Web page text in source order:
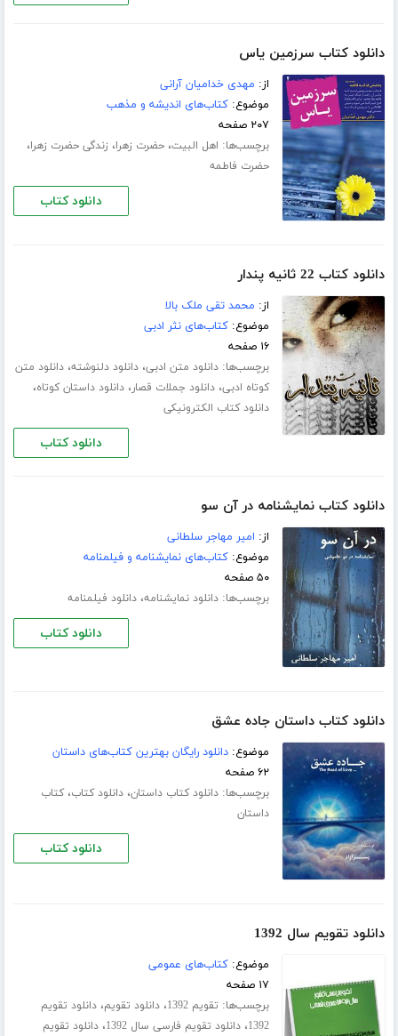
دانلود کتاب سرزمین یاس
از: مهدی خدامیان آرانی
موضوع:کتاب‌های اندیشه و مذهب
۲۰۷ صفحه
برچسب‌ها: اهل البیت،حضرت زهرا، زندگی حضرت زهرا،
حضرت فاطمه
دانلود کتاب
دانلود کتاب 22 ثانیه پندار
از: محمد تقی ملک بالا
موضوع:کتاب‌های نثر ادبی
۱۶ صفحه
برچسب‌ها:دانلود متن ادبی،دانلود دلنوشته،دانلود متن
کوتاه ادبی،دانلود جملات قصار،دانلود داستان کوتاه،
دانلود کتاب الکترونیکی
دانلود کتاب
دانلود کتاب نمایشنامه در آن سو
از: امیر مهاجر سلطانی
موضوع:کتاب‌های نمایشنامه و فیلمنامه
۵۰ صفحه
برچسب‌ها:دانلود نمایشنامه،دانلود فیلمنامه
دانلود کتاب
دانلود کتاب داستان جاده عشق
موضوع:دانلود رایگان بهترین کتاب‌های داستان
۶۲ صفحه
برچسب‌ها:دانلود کتاب داستان،دانلود کتاب،کتاب
داستان
دانلود کتاب
دانلود تقویم سال 1392
موضوع:کتاب‌های عمومی
۱۷ صفحه
برچسب‌ها: تقویم 1392 ،دانلود تقویم،دانلود تقویم
1392،دانلود تقویم فارسی سال 1392 ،دانلود تقویم